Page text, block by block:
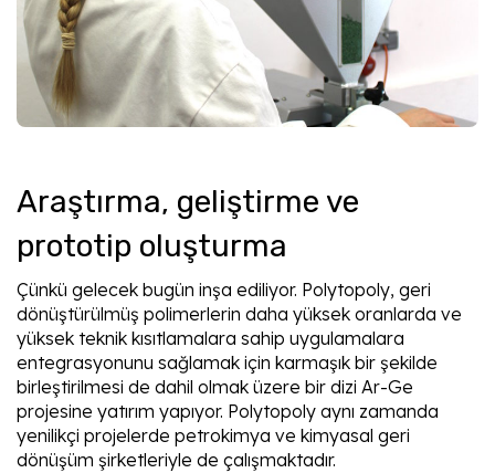
Araştırma, geliştirme ve
prototip oluşturma
Çünkü gelecek bugün inşa ediliyor. Polytopoly, geri
dönüştürülmüş polimerlerin daha yüksek oranlarda ve
yüksek teknik kısıtlamalara sahip uygulamalara
entegrasyonunu sağlamak için karmaşık bir şekilde
birleştirilmesi de dahil olmak üzere bir dizi Ar-Ge
projesine yatırım yapıyor. Polytopoly aynı zamanda
yenilikçi projelerde petrokimya ve kimyasal geri
dönüşüm şirketleriyle de çalışmaktadır.